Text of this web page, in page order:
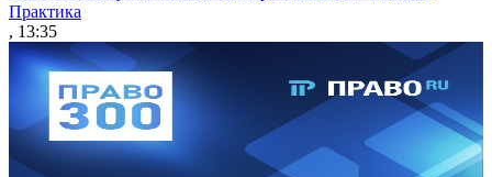
Практика
, 13:35